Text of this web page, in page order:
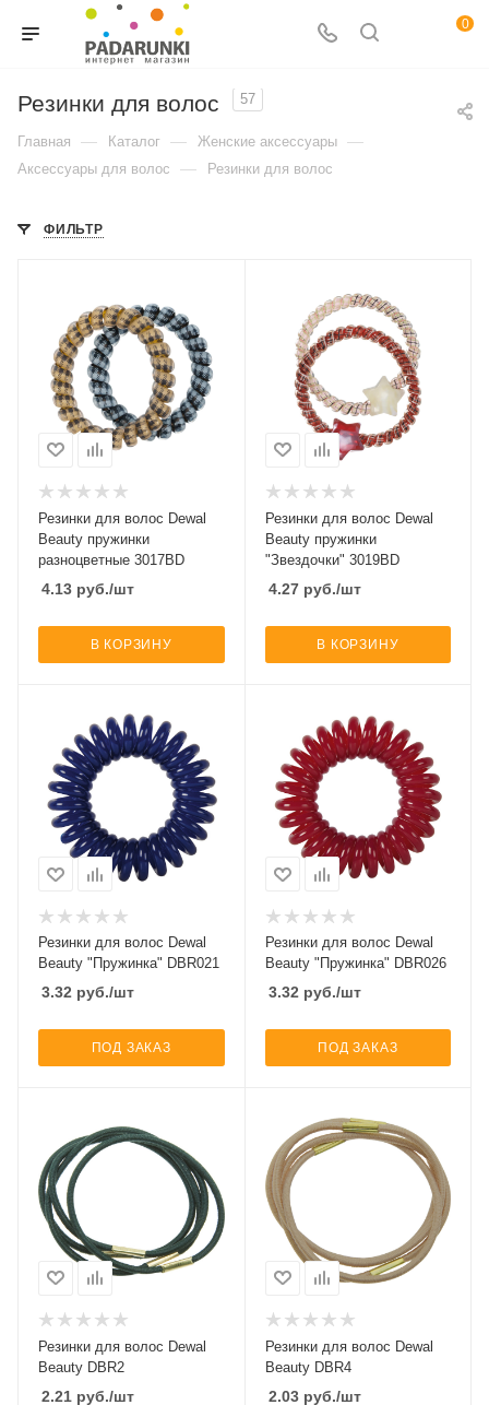
0
Резинки для волос 57
Главная — Каталог — Женские аксессуары —
Аксессуары для волос — Резинки для волос
ФИЛЬТР
Резинки для волос Dewal
Beauty пружинки
разноцветные 3017BD
4.13 руб./шт
В КОРЗИНУ
Резинки для волос Dewal
Beauty пружинки
"Звездочки" 3019BD
4.27руб./шт
В КОРЗИНУ
Резинки для волос Dewal
Beauty "Пружинка" DBR021
3.32 руб./шт
ПОД ЗАКАЗ
Резинки для волос Dewal
Beauty "Пружинка" DBR026
3.32 руб./шт
ПОД ЗАКАЗ
Резинки для волос Dewal
Beauty DBR2
2.21 руб./шт
Резинки для волос Dewal
Beauty DBR4
2.03руб./шт